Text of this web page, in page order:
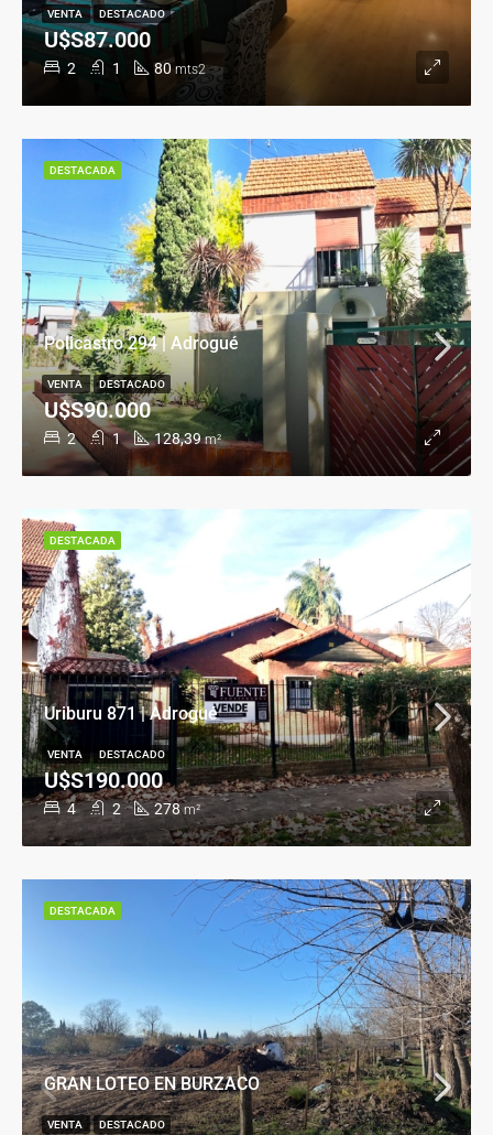
2 1 80 mts2
U$S87.000
VENTA DESTACADO
Policastro 294 | Adrogué
2 1 128,39 m²
U$S90.000
VENTA DESTACADO
DESTACADA
Uriburu 871 | Adrogué
4 2 278 m²
U$S190.000
VENTA DESTACADO
DESTACADA
GRAN LOTEO EN BURZACO
VENTA DESTACADO
DESTACADA